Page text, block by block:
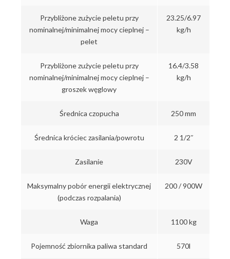
Przybliżone zużycie peletu przy
nominalnej/minimalnej mocy cieplnej –
pelet
23.25/6.97
kg/h
Przybliżone zużycie peletu przy
nominalnej/minimalnej mocy cieplnej –
groszek węglowy
16.4/3.58
kg/h
Średnica czopucha 250 mm
Średnica króciec zasilania/powrotu 2 1/2″
Zasilanie 230V
Maksymalny pobór energii elektrycznej
(podczas rozpalania)
200 / 900W
Waga 1100 kg
Pojemność zbiornika paliwa standard 570l